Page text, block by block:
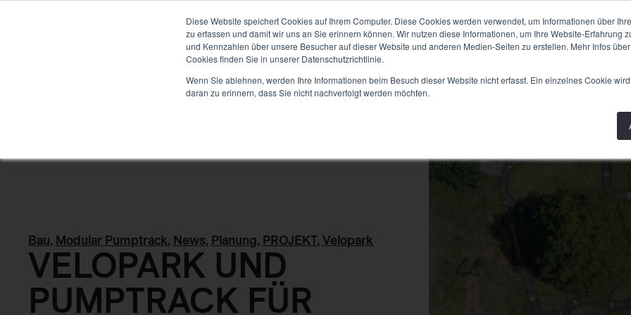
Diese Website speichert Cookies auf Ihrem Computer. Diese Cookies werden verwendet, um Informationen über
zu erfassen und damit wir uns an Sie erinnern können. Wir nutzen diese Informationen, um Ihre Website-Erfahrung
und Kennzahlen über unsere Besucher auf dieser Website und anderen Medien-Seiten zu erstellen. Mehr Infos
Cookies finden Sie in unserer Datenschutzrichtlinie.
Wenn Sie ablehnen, werden Ihre Informationen beim Besuch dieser Website nicht erfasst. Ein einzelnes Cookie
daran zu erinnern, dass Sie nicht nachverfolgt werden möchten.
ENTWICKLUNG PLANUNG BAU WISSEN PRODUKTE
Bau, Modular Pumptrack, News, Planung, PROJEKT,Velopark
VELOPARK UND
PUMPTRACK FÜR